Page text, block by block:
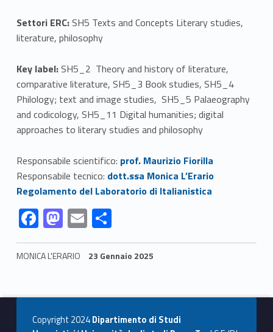
o
m
a
t
i
c
o
d
i
t
Settori ERC:SH5 Texts and Concepts Literary studies,
literature, philosophy
Key label:SH5_2 Theory and history of literature,
comparative literature, SH5_3 Book studies, SH5_4
Philology; text and image studies, SH5_5 Palaeography
and codicology, SH5_11 Digital humanities; digital
approaches to literary studies and philosophy
Responsabile scientifico: prof. Maurizio Fiorilla
Responsabile tecnico: Link identifier #identifier__126326-2
dott.ssa Monica L’Erario
Link identifier #identifier__23017-3
Regolamento del Laboratorio di Italianistica
Link identifier #identifier__80815-4
F
ac
e
o
o
Link identifier #identifier__44055-5 M
as
to
o
n
Link identifier #identifier__60202-6 E
m
ai
Link identifier #identifier__32017-7 C
o
n
vi
di
MONICA L'ERARIO 23 Gennaio 2025
Copyright 2024Dipartimento di Studi